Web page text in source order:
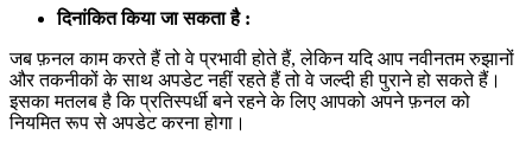
दिनांकित किया जा सकता है :
जब फ़नल काम करते हैं तो वे प्रभावी होते हैं, लेकिन यदि आप नवीनतम रुझानों
और तकनीकों के साथ अपडेट नहीं रहते हैं तो वे जल्दी ही पुराने हो सकते हैं।
इसका मतलब है कि प्रतिस्पर्धी बने रहने के लिए आपको अपने फ़नल को
नियमित रूप से अपडेट करना होगा।